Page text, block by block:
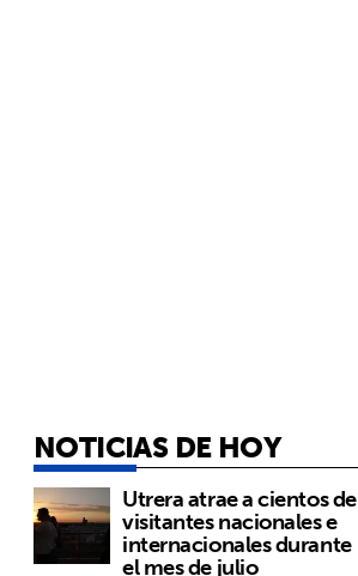
NOTICIAS DE HOY
Utrera atrae a cientos de
visitantes nacionales e
internacionales durante
el mes de julio